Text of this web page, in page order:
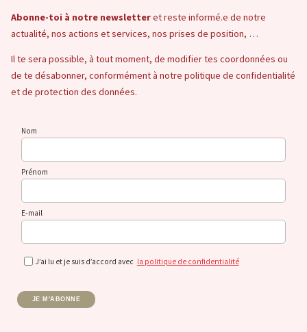
Abonne-toi à notre newsletteret reste informé.e de notre
actualité, nos actions et services, nos prises de position, …
Il te sera possible, à tout moment, de modifier tes coordonnées ou
de te désabonner, conformément à notre politique de confidentialité
et de protection des données.
Nom
Prénom
E-mail
J’ai lu et je suis d’accord avec la politique de confidentialité
JE M'ABONNE